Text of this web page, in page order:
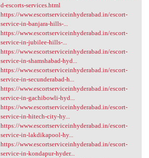
d-escorts-services.html
https://www.escortserviceinhyderabad.in/escort-
service-in-banjara-hills-...
https://www.escortserviceinhyderabad.in/escort-
service-in-jubilee-hills-...
https://www.escortserviceinhyderabad.in/escort-
service-in-shamshabad-hyd...
https://www.escortserviceinhyderabad.in/escort-
service-in-secunderabad-h...
https://www.escortserviceinhyderabad.in/escort-
service-in-gachibowli-hyd...
https://www.escortserviceinhyderabad.in/escort-
service-in-hitech-city-hy...
https://www.escortserviceinhyderabad.in/escort-
service-in-lakdikapool-hy...
https://www.escortserviceinhyderabad.in/escort-
service-in-kondapur-hyder...